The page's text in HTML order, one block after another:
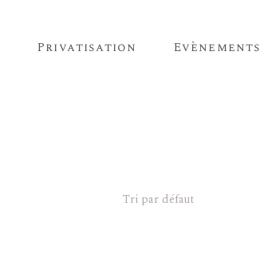
Privatisation Evènements
Tri par défaut